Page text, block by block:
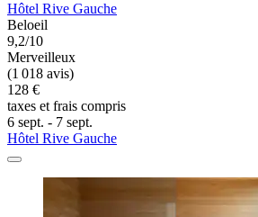
Hôtel Rive Gauche
Beloeil
9,2/10
Merveilleux
(1 018 avis)
128 €
taxes et frais compris
6 sept. - 7 sept.
Hôtel Rive Gauche